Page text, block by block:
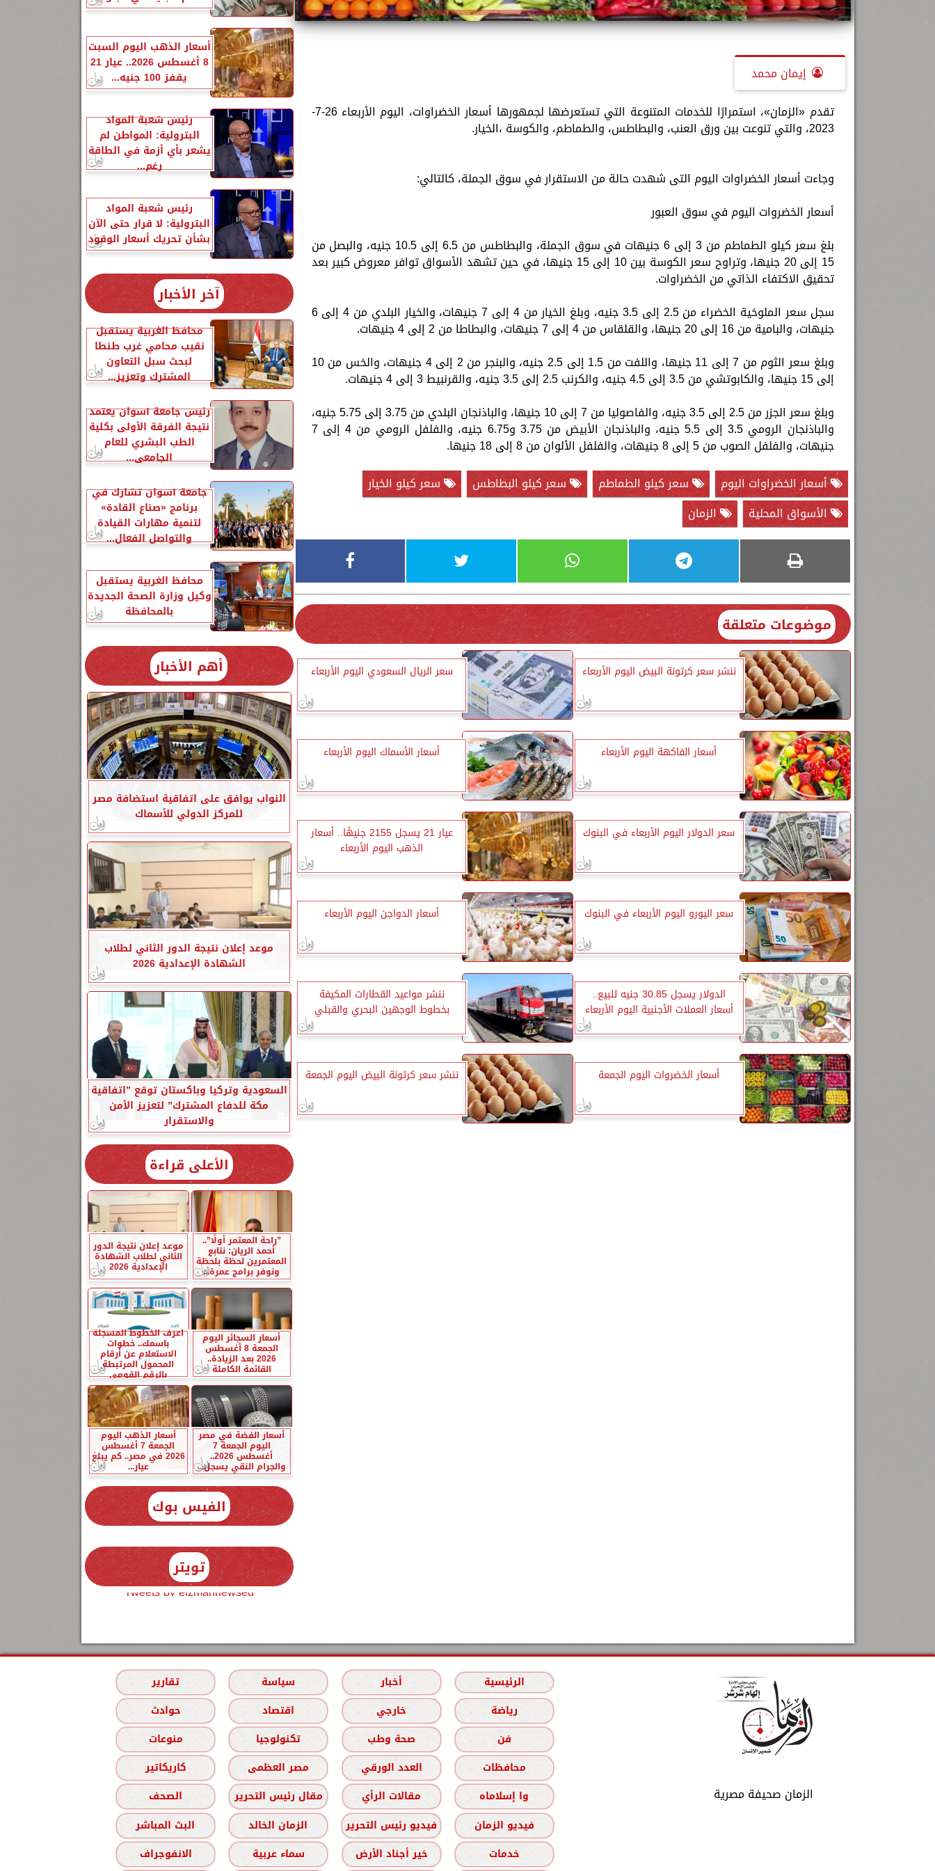
إيمان محمد
تقدم «الزمان»، استمرارًا للخدمات المتنوعة التي تستعرضها لجمهورها أسعار الخضراوات، اليوم الأربعاء 26-7-
2023، والتي تنوعت بين ورق العنب، والبطاطس، والطماطم، والكوسة ،الخيار.
وجاءت أسعار الخضراوات اليوم التى شهدت حالة من الاستقرار في سوق الجملة، كالتالي:
أسعار الخضروات اليوم في سوق العبور
بلغ سعر كيلو الطماطم من 3 إلى 6 جنيهات في سوق الجملة، والبطاطس من 6.5 إلى 10.5 جنيه، والبصل من
15 إلى 20 جنيها، وتراوح سعر الكوسة بين 10 إلى 15 جنيها، في حين تشهد الأسواق توافر معروض كبير بعد
تحقيق الاكتفاء الذاتي من الخضراوات.
سجل سعر الملوخية الخضراء من 2.5 إلى 3.5 جنيه، وبلغ الخيار من 4 إلى 7 جنيهات، والخيار البلدي من 4 إلى 6
جنيهات، والبامية من 16 إلى 20 جنيها، والقلقاس من 4 إلى 7 جنيهات، والبطاطا من 2 إلى 4 جنيهات.
وبلغ سعر الثوم من 7 إلى 11 جنيها، واللفت من 1.5 إلى 2.5 جنيه، والبنجر من 2 إلى 4 جنيهات، والخس من 10
إلى 15 جنيها، والكابوتشي من 3.5 إلى 4.5 جنيه، والكرنب 2.5 إلى 3.5 جنيه، والقرنبيط 3 إلى 4 جنيهات.
وبلغ سعر الجزر من 2.5 إلى 3.5 جنيه، والفاصوليا من 7 إلى 10 جنيها، والباذنجان البلدي من 3.75 إلى 5.75 جنيه،
والباذنجان الرومي 3.5 إلى 5.5 جنيه، والباذنجان الأبيض من 3.75 و6.75 جنيه، والفلفل الرومي من 4 إلى 7
جنيهات، والفلفل الصوب من 5 إلى 8 جنيهات، والفلفل الألوان من 8 إلى 18 جنيها.
أسعار الخضراوات اليوم
سعر كيلو الطماطم سعر كيلو البطاطس
سعر كيلو الخيار
الأسواق المحلية
الزمان
موضوعات متعلقة
ننشر سعر كرتونة البيض اليوم الأربعاء سعر الريال السعودي اليوم الأربعاء
أسعار الفاكهة اليوم الأربعاء أسعار الأسماك اليوم الأربعاء
سعر الدولار اليوم الأربعاء في البنوك
عيار 21 يسجل 2155 جنيهًا.. أسعار
الذهب اليوم الأربعاء
سعر اليورو اليوم الأربعاء في البنوك أسعار الدواجن اليوم الأربعاء
الدولار يسجل 30.85 جنيه للبيع..
أسعار العملات الأجنبية اليوم الأربعاء
ننشر مواعيد القطارات المكيفة
بخطوط الوجهين البحري والقبلي
أسعار الخضروات اليوم الجمعة ننشر سعر كرتونة البيض اليوم الجمعة
أسعار الذهب اليوم السبت
8 أغسطس 2026.. عيار 21
يقفز 100 جنيه...
رئيس شعبة المواد
البترولية: المواطن لم
يشعر بأي أزمة في الطاقة
رغم...
رئيس شعبة المواد
البترولية: لا قرار حتى الآن
بشأن تحريك أسعار الوقود
آخر الأخبار
محافظ الغربية يستقبل
نقيب محامي غرب طنطا
لبحث سبل التعاون
المشترك وتعزيز...
رئيس جامعة أسوان يعتمد
نتيجة الفرقة الأولى بكلية
الطب البشري للعام
الجامعي...
جامعة أسوان تشارك في
برنامج «صناع القادة»
لتنمية مهارات القيادة
والتواصل الفعال...
محافظ الغربية يستقبل
وكيل وزارة الصحة الجديدة
بالمحافظة
أهم الأخبار
النواب يوافق على اتفاقية استضافة مصر
للمركز الدولي للأسماك
موعد إعلان نتيجة الدور الثاني لطلاب
الشهادة الإعدادية 2026
السعودية وتركيا وباكستان توقع ”اتفاقية
مكة للدفاع المشترك” لتعزيز الأمن
والاستقرار
الأعلى قراءة
”راحة المعتمر أولًا”..
أحمد الريان: نتابع
المعتمرين لحظة بلحظة
ونوفر برامج عمرة...
موعد إعلان نتيجة الدور
الثاني لطلاب الشهادة
الإعدادية 2026
أسعار السجائر اليوم
الجمعة 8 أغسطس
2026 بعد الزيادة..
القائمة الكاملة
اعرف الخطوط المسجلة
باسمك.. خطوات
الاستعلام عن أرقام
المحمول المرتبطة
بالرقم القومي
أسعار الفضة في مصر
اليوم الجمعة 7
أغسطس 2026..
والجرام النقي يسجل...
أسعار الذهب اليوم
الجمعة 7 أغسطس
2026 في مصر.. كم يبلغ
عيار...
الفيس بوك
تويتر
Tweets by elzmannewseg
الزمان صحيفة مصرية
الرئيسية أخبار سياسة
تقارير
رياضة
خارجي اقتصاد
حوادث
فن
صحة وطب تكنولوجيا
منوعات
محافظات
العدد الورقي مصر العظمى
كاريكاتير
وا إسلاماه
مقالات الرأي مقال رئيس التحرير
الصحف
فيديو الزمان
فيديو رئيس التحرير الزمان الخالد
البث المباشر
خدمات
خير أجناد الأرض سماء عربية الانفوجراف